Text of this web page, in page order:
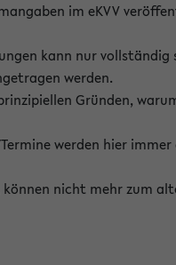
im eKVV
kann nur
werden.
Gründen,
werden hier
nicht mehr zum